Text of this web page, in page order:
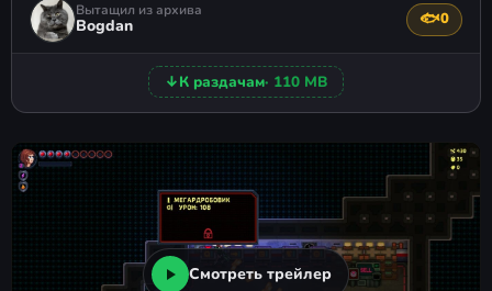
Вытащил из архива
Bogdan 🐟0
↓К раздачам· 110 MB
Смотреть трейлер